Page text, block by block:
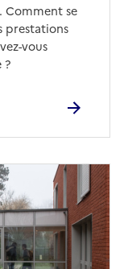
Comment se
prestations
vous
?